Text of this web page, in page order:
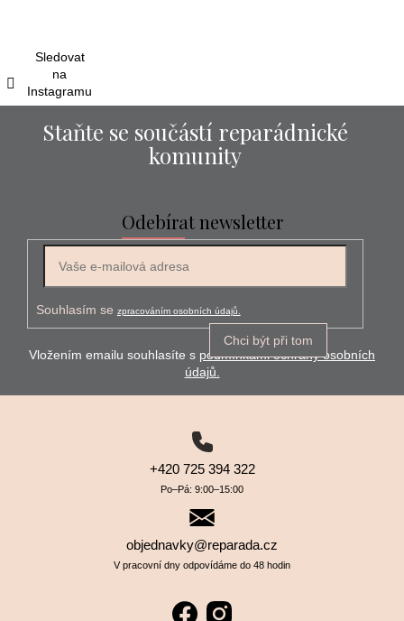
Sledovat
na
Instagramu
Staňte se součástí reparádnické
komunity
Odebírat newsletter
Souhlasím se zpracováním osobních údajů.
Chci být při tom
Vložením emailu souhlasíte s podmínkami ochrany osobních
údajů.
+420 725 394 322
Po–⁠⁠⁠⁠⁠⁠Pá: 9:00–⁠⁠⁠⁠⁠⁠15:00
objednavky@reparada.cz
V pracovní dny odpovídáme do 48 hodin